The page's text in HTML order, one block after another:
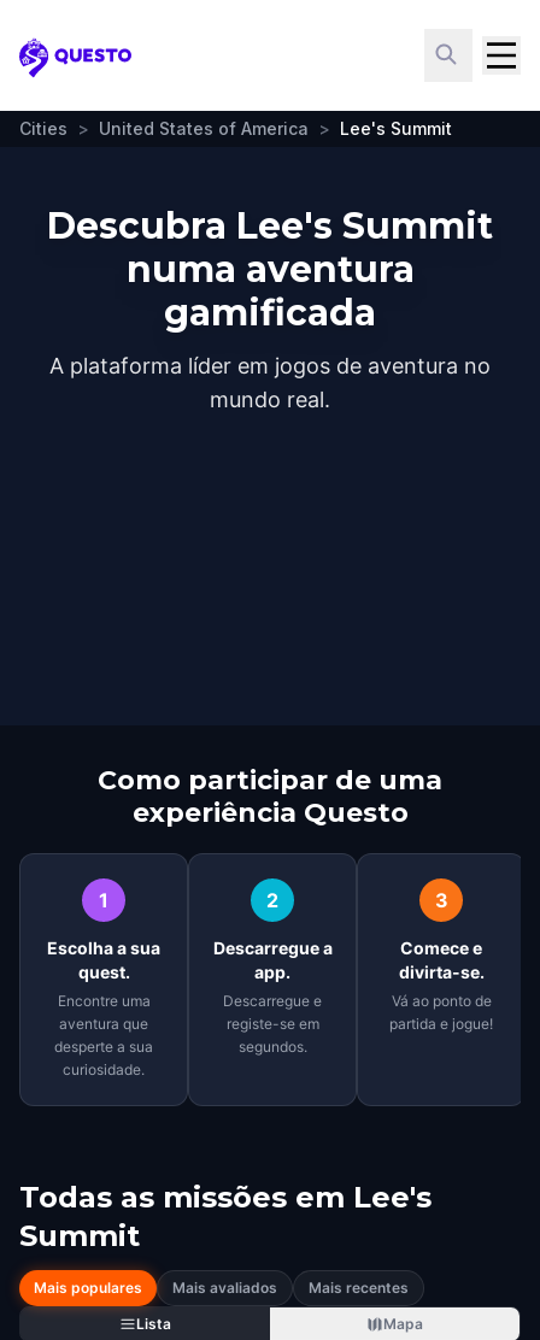
Questo
Cities > United States of America > Lee's Summit
Descubra Lee's Summit
numa aventura
gamificada
A plataforma líder em jogos de aventura no
mundo real.
Como participar de uma
experiência Questo
1
Escolha a sua
quest.
Encontre uma
aventura que
desperte a sua
curiosidade.
2
Descarregue a
app.
Descarregue e
registe-se em
segundos.
3
Comece e
divirta-se.
Vá ao ponto de
partida e jogue!
Todas as missões em Lee's
Summit
Mais populares Mais avaliados
Mais recentes
Lista
Mapa